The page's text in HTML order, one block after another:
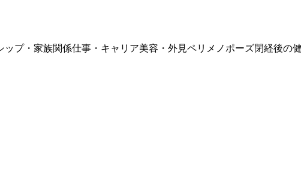
ップ・家族関係仕事・キャリア美容・外見ペリメノポーズ閉経後の